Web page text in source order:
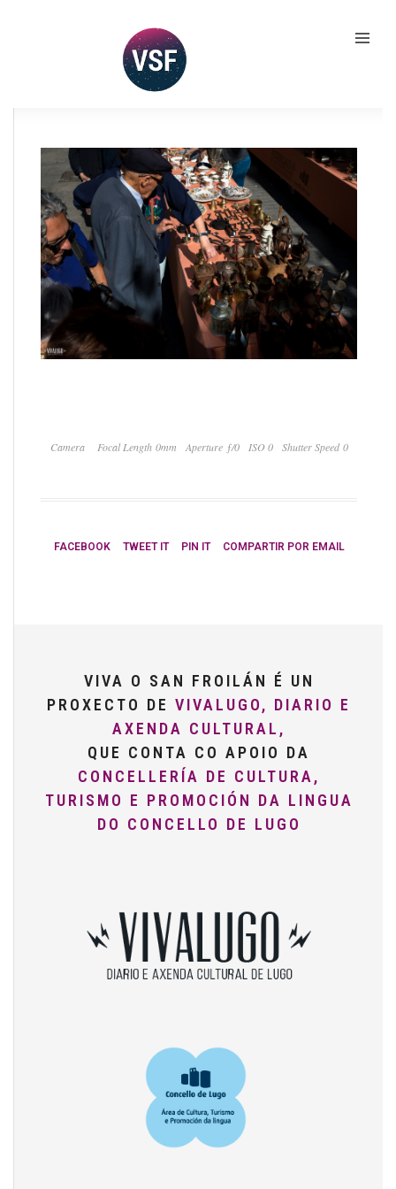
Camera Focal Length 0mm Aperture ƒ/0 ISO 0 Shutter Speed 0
FACEBOOK TWEET IT PIN IT COMPARTIR POR EMAIL
VIVA O SAN FROILÁN É UN
PROXECTO DE VIVALUGO, DIARIO E
AXENDA CULTURAL,
QUE CONTA CO APOIO DA
CONCELLERÍA DE CULTURA,
TURISMO E PROMOCIÓN DA LINGUA
DO CONCELLO DE LUGO